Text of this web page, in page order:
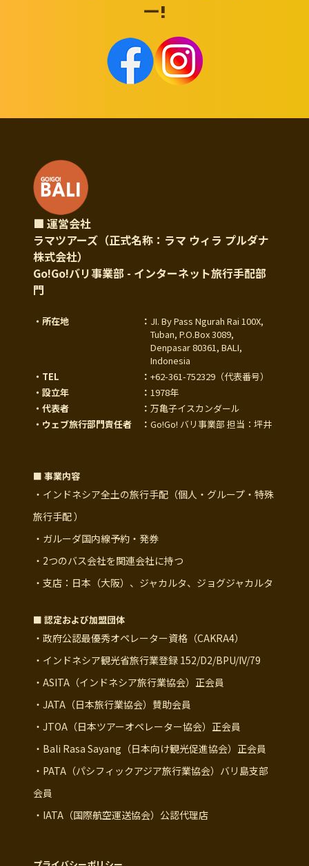
ー!
■ 運営会社
ラマツアーズ（正式名称：ラマ ウィラ プルダナ
株式会社）
Go!Go!バリ事業部 - インターネット旅行手配部
門
・所在地 ： JI. By Pass Ngurah Rai 100X,
Tuban, P.O.Box 3089,
Denpasar 80361, BALI,
Indonesia
・TEL
： +62-361-752329 （代表番号）
・設立年
： 1978年
・代表者
： 万亀子イスカンダール
・ウェブ旅行部門責任者
： Go!Go! バリ事業部 担当：坪井
■ 事業内容
・インドネシア全土の旅行手配（個人・グループ・特殊
旅行手配 ）
・ガルーダ国内線予約・発券
・2つのバス会社を関連会社に持つ
・支店：日本（大阪）、ジャカルタ、ジョグジャカルタ
■ 認定および加盟団体
・政府公認最優秀オペレーター資格（CAKRA4）
・インドネシア観光省旅行業登録 152/D2/BPU/IV/79
・ASITA（インドネシア旅行業協会）正会員
・JATA（日本旅行業協会）賛助会員
・JTOA（日本ツアーオペレーター協会）正会員
・Bali Rasa Sayang（日本向け観光促進協会）正会員
・PATA（パシフィックアジア旅行業協会）バリ島支部
会員
・IATA（国際航空運送協会）公認代理店